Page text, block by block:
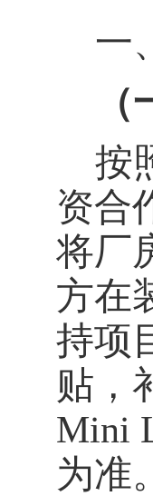
一、
按
资合
将厂
方在
持项
贴，
Mini
为准